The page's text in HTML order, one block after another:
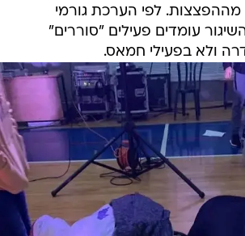
מההפצצות. לפי הערכת גורמי
עומדים פעילים "סוררים"
ולא בפעילי חמאס.